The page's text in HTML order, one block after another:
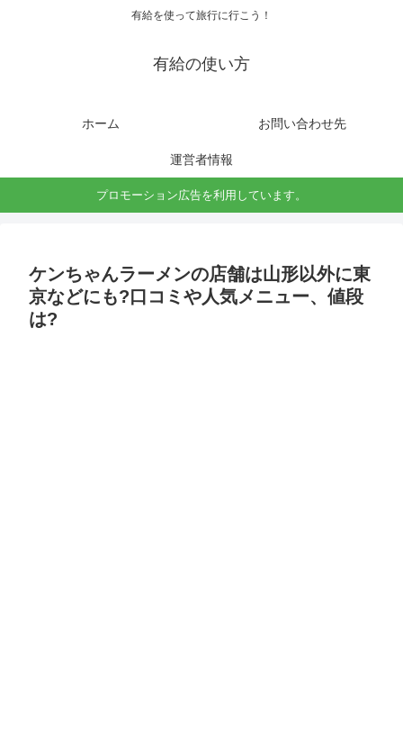
有給を使って旅行に行こう！
有給の使い方
ホーム お問い合わせ先
運営者情報
プロモーション広告を利用しています。
ケンちゃんラーメンの店舗は山形以外に東
京などにも?口コミや人気メニュー、値段
は?